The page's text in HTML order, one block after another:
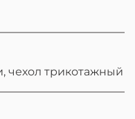
чехол трикотажный